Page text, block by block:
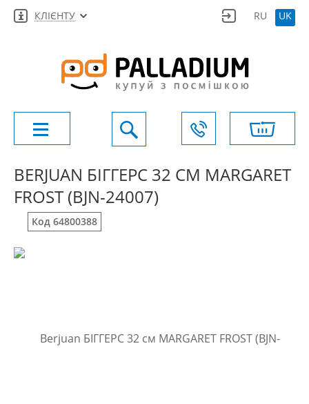
КЛІЄНТУ RU UK
BERJUAN БІГГЕРС 32 СМ MARGARET
FROST (BJN-24007)
Код 64800388